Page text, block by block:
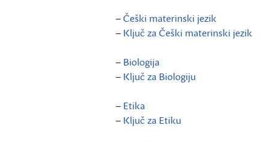
–Češki materinski jezik
– Ključ za Češki materinski jezik
– Biologija
– Ključ za Biologiju
– Etika
– Ključ za Etiku